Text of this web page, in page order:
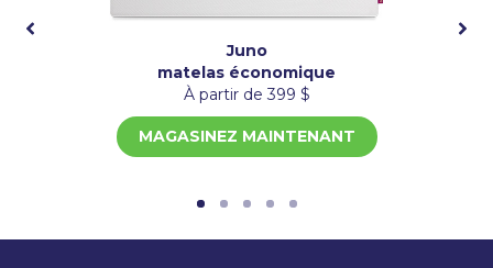
Juno
matelas économique
À partir de 399 $
MAGASINEZ MAINTENANT